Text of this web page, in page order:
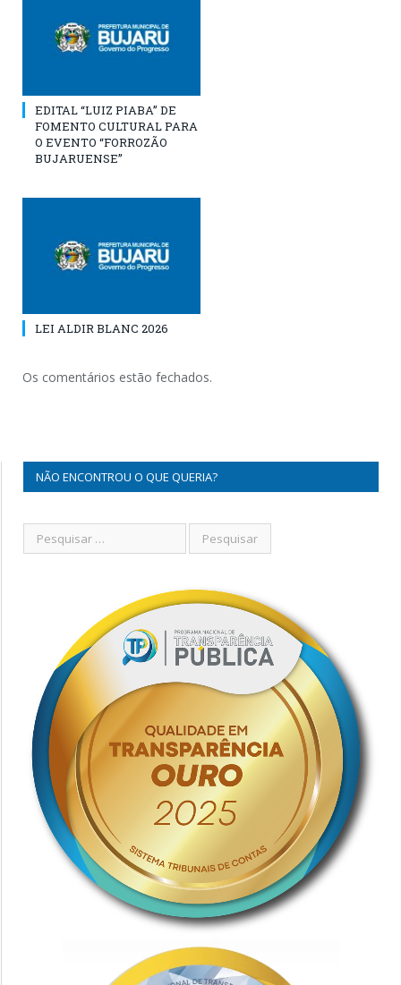
EDITAL “LUIZ PIABA” DE
FOMENTO CULTURAL PARA
O EVENTO “FORROZÃO
BUJARUENSE”
LEI ALDIR BLANC 2026
Os comentários estão fechados.
NÃO ENCONTROU O QUE QUERIA?